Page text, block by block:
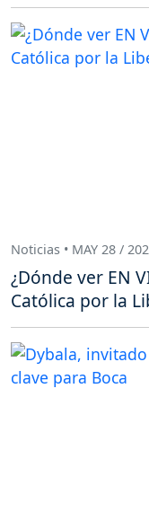
Noticias • MAY 28 /
¿Dónde ver EN
Católica por la